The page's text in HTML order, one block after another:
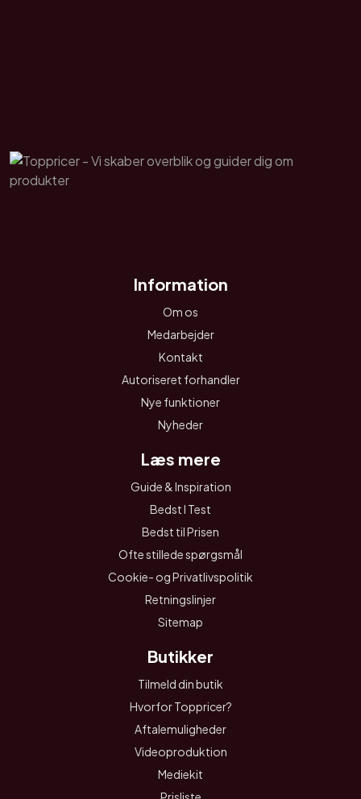
Information
Om os
Medarbejder
Kontakt
Autoriseret forhandler
Nye funktioner
Nyheder
Læs mere
Guide & Inspiration
Bedst I Test
Bedst til Prisen
Ofte stillede spørgsmål
Cookie- og Privatlivspolitik
Retningslinjer
Sitemap
Butikker
Tilmeld din butik
Hvorfor Toppricer?
Aftalemuligheder
Videoproduktion
Mediekit